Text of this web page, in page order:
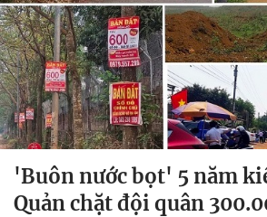
'Buôn nước bọt' 5 năm
Quản chặt đội quân